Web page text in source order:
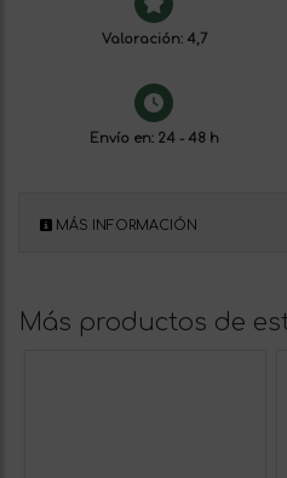
Valoración: 4,7
Envío en: 24 - 48 h
MÁS INFORMACIÓN
Más productos de